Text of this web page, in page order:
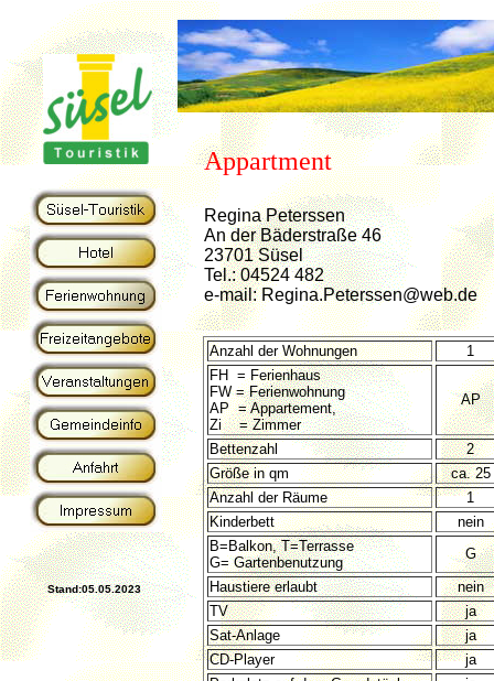
Stand:05.05.2023
Appartment
Regina Peterssen
An der Bäderstraße 46
23701 Süsel
Tel.: 04524 482
e-mail: Regina.Peterssen@web.de
Anzahl der Wohnungen
1
FH = Ferienhaus
FW = Ferienwohnung
AP = Appartement,
Zi = Zimmer
AP
Bettenzahl
2
Größe in qm
ca. 25
Anzahl der Räume
1
Kinderbett
nein
B=Balkon, T=Terrasse
G= Gartenbenutzung
G
Haustiere erlaubt
nein
TV
ja
Sat-Anlage
ja
CD-Player
ja